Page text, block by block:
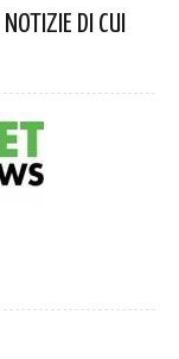
DI CUI